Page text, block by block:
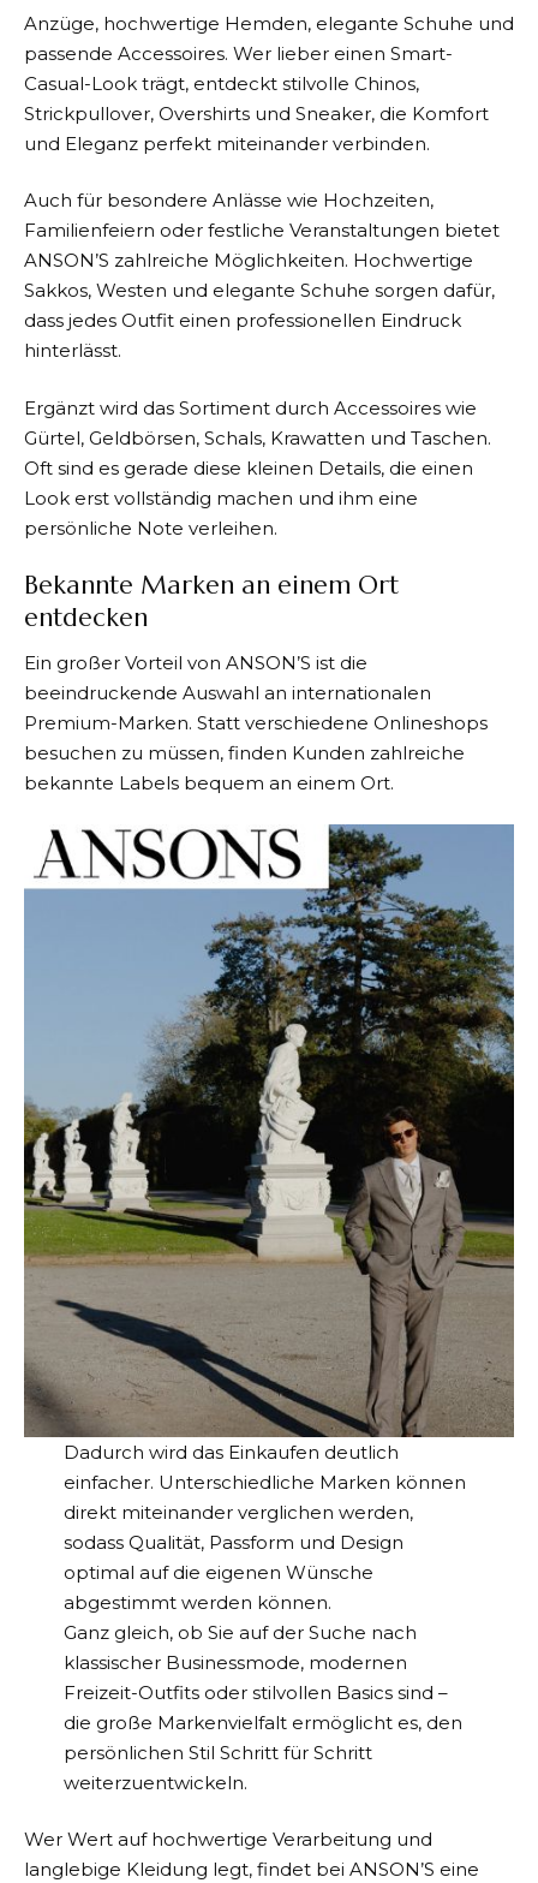
Anzüge, hochwertige Hemden, elegante Schuhe und
passende Accessoires. Wer lieber einen Smart-
Casual-Look trägt, entdeckt stilvolle Chinos,
Strickpullover, Overshirts und Sneaker, die Komfort
und Eleganz perfekt miteinander verbinden.
Auch für besondere Anlässe wie Hochzeiten,
Familienfeiern oder festliche Veranstaltungen bietet
ANSON’S zahlreiche Möglichkeiten. Hochwertige
Sakkos, Westen und elegante Schuhe sorgen dafür,
dass jedes Outfit einen professionellen Eindruck
hinterlässt.
Ergänzt wird das Sortiment durch Accessoires wie
Gürtel, Geldbörsen, Schals, Krawatten und Taschen.
Oft sind es gerade diese kleinen Details, die einen
Look erst vollständig machen und ihm eine
persönliche Note verleihen.
Bekannte Marken an einem Ort
entdecken
Ein großer Vorteil von ANSON’S ist die
beeindruckende Auswahl an internationalen
Premium-Marken. Statt verschiedene Onlineshops
besuchen zu müssen, finden Kunden zahlreiche
bekannte Labels bequem an einem Ort.
Dadurch wird das Einkaufen deutlich
einfacher. Unterschiedliche Marken können
direkt miteinander verglichen werden,
sodass Qualität, Passform und Design
optimal auf die eigenen Wünsche
abgestimmt werden können.
Ganz gleich, ob Sie auf der Suche nach
klassischer Businessmode, modernen
Freizeit-Outfits oder stilvollen Basics sind –
die große Markenvielfalt ermöglicht es, den
persönlichen Stil Schritt für Schritt
weiterzuentwickeln.
Wer Wert auf hochwertige Verarbeitung und
langlebige Kleidung legt, findet bei ANSON’S eine